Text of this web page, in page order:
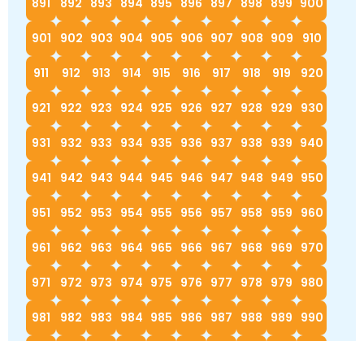
901 902 903 904 905 906 907 908 909 910
911 912 913 914 915 916 917 918 919 920
921 922 923 924 925 926 927 928 929 930
931 932 933 934 935 936 937 938 939 940
941 942 943 944 945 946 947 948 949 950
951 952 953 954 955 956 957 958 959 960
961 962 963 964 965 966 967 968 969 970
971 972 973 974 975 976 977 978 979 980
981 982 983 984 985 986 987 988 989 990